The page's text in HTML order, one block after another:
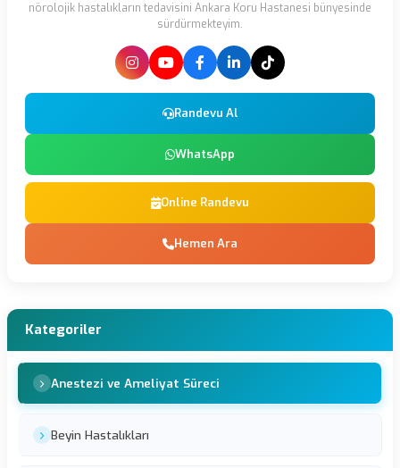
nörolojik hastalıkların tedavisini Ankara Koru Hastanesi bünyesinde
sürdürmekteyim.
Randevu Al
WhatsApp
Online Randevu
Hemen Ara
Kategoriler
Anestezi ve Ameliyat Süreci
Beyin Hastalıkları